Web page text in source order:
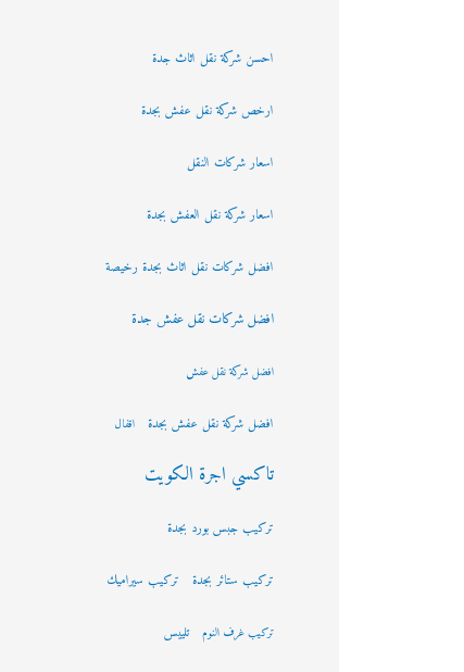
احسن شركة نقل اثاث جدة
ارخص شركة نقل عفش بجدة
اسعار شركات النقل
اسعار شركة نقل العفش بجدة
افضل شركات نقل اثاث بجدة رخيصة
افضل شركات نقل عفش جدة
افضل شركة نقل عفش
افضل شركة نقل عفش بجدة اقفال
تاكسي اجرة الكويت
تركيب جبس بورد بجدة
تركيب ستائر بجدة تركيب سيراميك
تركيب غرف النوم تلييس